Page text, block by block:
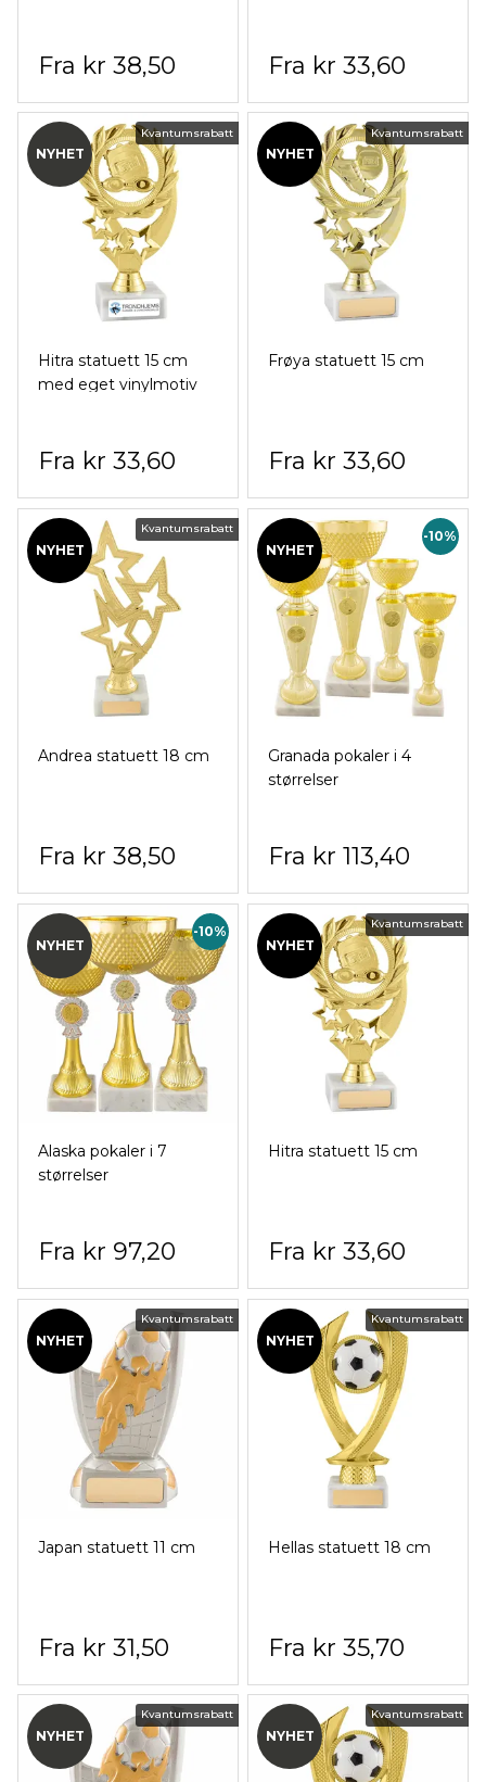
kr 38,50 kr 33,60
NYHET
Kvantumsrabatt
Hitra statuett 15 cm
med eget vinylmotiv
kr 33,60
NYHET
Kvantumsrabatt
Frøya statuett 15 cm
kr 33,60
NYHET
Kvantumsrabatt
Andrea statuett 18 cm
kr 38,50
NYHET
Granada pokaler i 4
størrelser
-10%
kr 113,40
NYHET
Alaska pokaler i 7
størrelser
-10%
kr 97,20
NYHET
Kvantumsrabatt
Hitra statuett 15 cm
kr 33,60
NYHET
Kvantumsrabatt
Japan statuett 11 cm
kr 31,50
NYHET
Kvantumsrabatt
Hellas statuett 18 cm
kr 35,70
NYHET
Kvantumsrabatt
NYHET
Kvantumsrabatt